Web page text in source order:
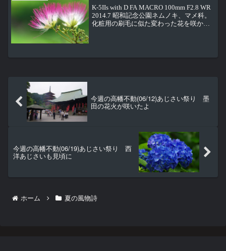
K-5IIs with D FA MACRO 100mm F2.8 WR
2014.7 昭和記念公園ネムノキ、マメ科。
化粧用の刷毛に似た変わった花を咲かせ
今週の高幡不動(06/12)あじさい祭り 墨
田の花火が咲いたよ
今週の高幡不動(06/19)あじさい祭り 西
洋あじさいも見頃に
ホーム 夏の風物詩